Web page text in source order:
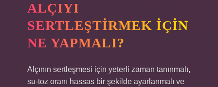
ALÇIYI
SERTLEŞTIRMEK IÇIN
NE YAPMALI?
Alçının sertleşmesi için yeterli zaman tanınmalı,
su-toz oranı hassas bir şekilde ayarlanmalı ve